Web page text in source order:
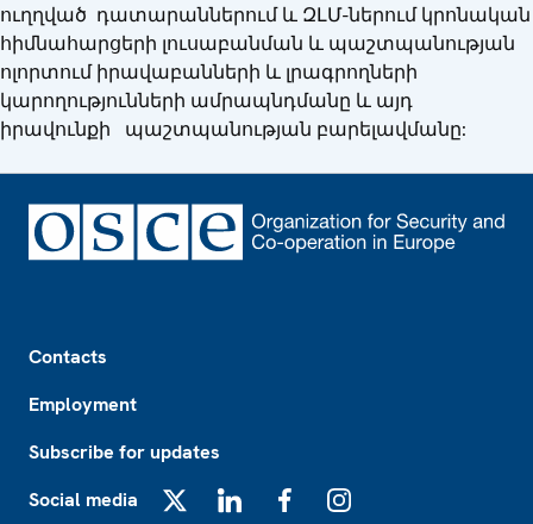
ուղղված դատարաններում և ԶԼՄ-ներում կրոնական
հիմնահարցերի լուսաբանման և պաշտպանության
ոլորտում իրավաբանների և լրագրողների
կարողությունների ամրապնդմանը և այդ
իրավունքի պաշտպանության բարելավմանը:
Contacts
Employment
Subscribe for updates
Social media